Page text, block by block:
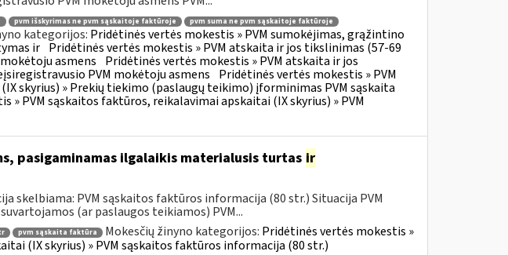
pvm išskyrimas ne pvm sąskaitoje faktūroje
pvm suma ne pvm sąskaitoje faktūroje
kategorijos: Pridėtinės vertės mokestis » PVM sumokėjimas, grąžintino
ir Pridėtinės vertės mokestis » PVM atskaita ir jos tikslinimas (57-69
asmens Pridėtinės vertės mokestis » PVM atskaita ir jos
PVM mokėtoju asmens Pridėtinės vertės mokestis » PVM
skyrius) » Prekių tiekimo (paslaugų teikimo) įforminimas PVM sąskaita
» PVM sąskaitos faktūros, reikalavimai apskaitai (IX skyrius) » PVM
pasigaminamas ilgalaikis materialusis turtas ir
skelbiama: PVM sąskaitos faktūros informacija (80 str.) Situacija PVM
(ar paslaugos teikiamos) PVM...
pvm sąskaita faktūra Mokesčių žinyno kategorijos: Pridėtinės vertės mokestis »
(IX skyrius) » PVM sąskaitos faktūros informacija (80 str.)